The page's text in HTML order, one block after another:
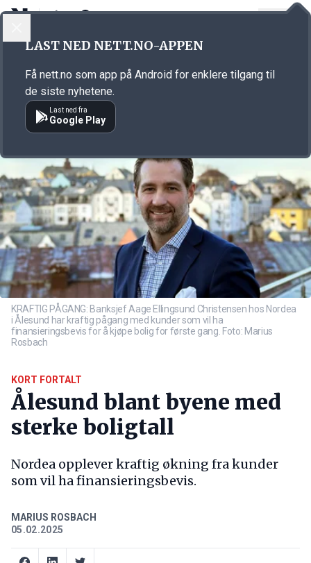
Annonsørinnhold
KRAFTIG PÅGANG: Banksjef Aage Ellingsund Christensen hos Nordea
i Ålesund har kraftig pågang med kunder som vil ha
finansieringsbevis for å kjøpe bolig for første gang. Foto: Marius
Rosbach
KORT FORTALT
Ålesund blant byene med
sterke boligtall
Nordea opplever kraftig økning fra kunder
som vil ha finansieringsbevis.
MARIUS ROSBACH
05.02.2025
LAST NED NETT.NO-APPEN
Få nett.no som app på Android for enklere tilgang til
de siste nyhetene.
Last ned fra
Google Play